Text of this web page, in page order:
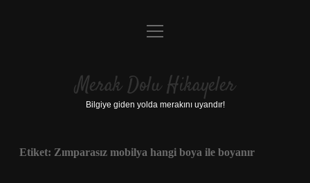
Anasayfa
Yasal Uyarı
menüyü
Merak Dolu Hikayeler
Bilgiye giden yolda merakını uyandır!
Etiket: Zımparasız mobilya hangi boya ile boyanır